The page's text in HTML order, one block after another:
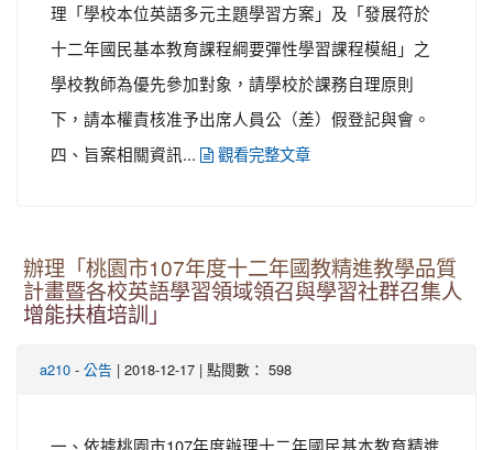
理「學校本位英語多元主題學習方案」及「發展符於
十二年國民基本教育課程綱要彈性學習課程模組」之
學校教師為優先參加對象，請學校於課務自理原則
下，請本權責核准予出席人員公（差）假登記與會。
四、旨案相關資訊...
觀看完整文章
辦理「桃園市107年度十二年國教精進教學品質
計畫暨各校英語學習領域領召與學習社群召集人
增能扶植培訓」
a210 - 公告 | 2018-12-17 | 點閱數： 598
一、依據桃園市107年度辦理十二年國民基本教育精進